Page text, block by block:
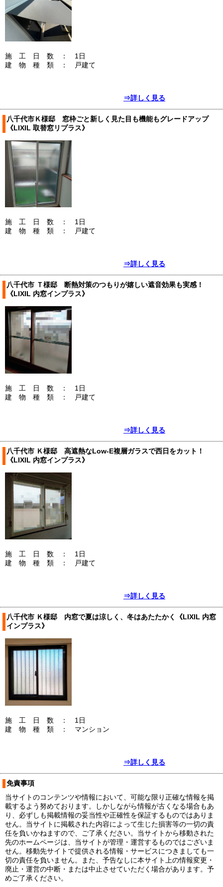
施 工 日 数 ： 1日
建 物 種 類 ： 戸建て
⇒詳しく見る
八千代市Ｋ様邸 窓枠ごと新しく見た目も機能もグレードアップ
《LIXIL 取替窓リプラス》
施 工 日 数 ： 1日
建 物 種 類 ： 戸建て
⇒詳しく見る
八千代市 Ｔ様邸 断熱対策のつもりが嬉しい遮音効果も実感！
《LIXIL 内窓インプラス》
施 工 日 数 ： 1日
建 物 種 類 ： 戸建て
⇒詳しく見る
八千代市 Ｋ様邸 高遮熱なLow-E複層ガラスで西日をカット！
《LIXIL 内窓インプラス》
施 工 日 数 ： 1日
建 物 種 類 ： 戸建て
⇒詳しく見る
八千代市 Ｋ様邸 内窓で夏は涼しく、冬はあたたかく《LIXIL 内窓
インプラス》
施 工 日 数 ： 1日
建 物 種 類 ： マンション
⇒詳しく見る
免責事項
当サイトのコンテンツや情報において、可能な限り正確な情報を掲
載するよう努めております。しかしながら情報が古くなる場合もあ
り、必ずしも掲載情報の妥当性や正確性を保証するものではありま
せん。当サイトに掲載された内容によって生じた損害等の一切の責
任を負いかねますので、ご了承ください。当サイトから移動された
先のホームページは、当サイトが管理・運営するものではございま
せん。移動先サイトで提供される情報・サービスにつきましても一
切の責任を負いません。また、予告なしに本サイト上の情報変更・
廃止・運営の中断・または中止させていただく場合があります。予
めご了承ください。